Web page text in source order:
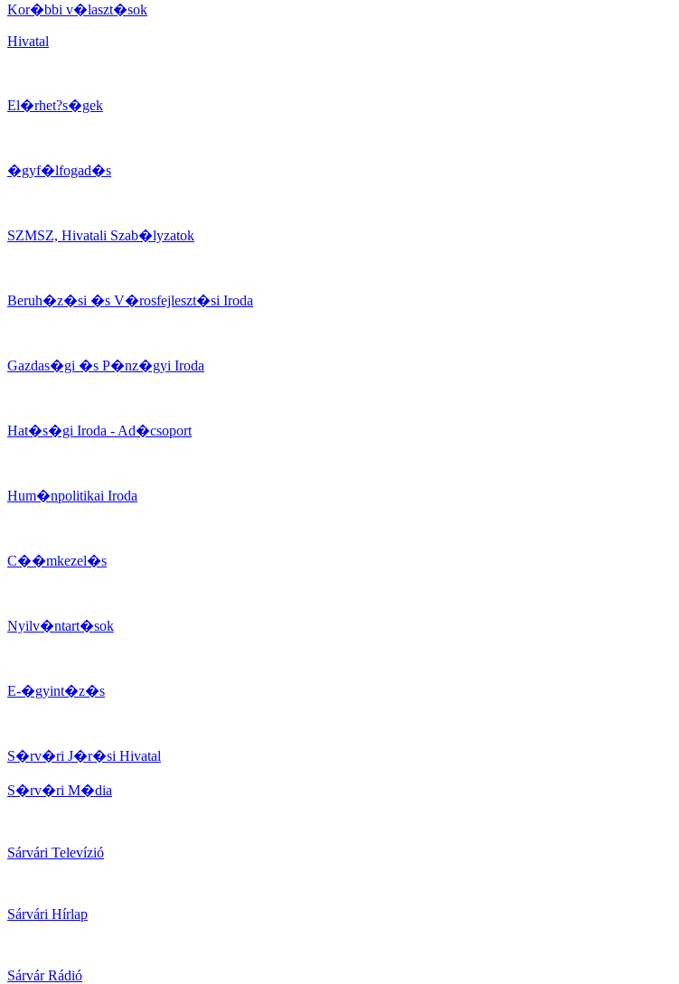
Kor�bbi v�laszt�sok
Hivatal
El�rhet?s�gek
�gyf�lfogad�s
SZMSZ, Hivatali Szab�lyzatok
Beruh�z�si �s V�rosfejleszt�si Iroda
Gazdas�gi �s P�nz�gyi Iroda
Hat�s�gi Iroda - Ad�csoport
Hum�npolitikai Iroda
C��mkezel�s
Nyilv�ntart�sok
E-�gyint�z�s
S�rv�ri J�r�si Hivatal
S�rv�ri M�dia
Sárvári Televízió
Sárvári Hírlap
Sárvár Rádió